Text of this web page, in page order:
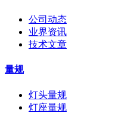
公司动态
业界资讯
技术文章
量规
灯头量规
灯座量规